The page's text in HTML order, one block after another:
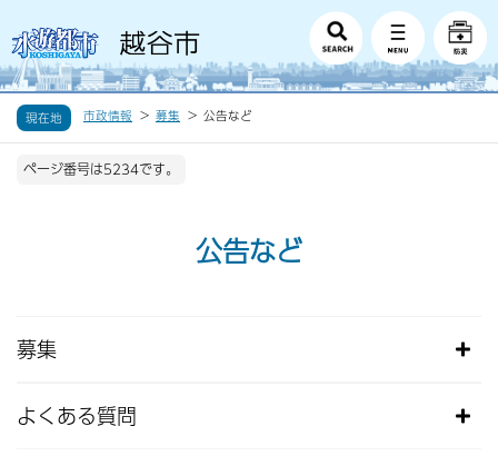
現在地 市政情報 募集 公告など
ページ番号は5234です。
公告など
募集
よくある質問